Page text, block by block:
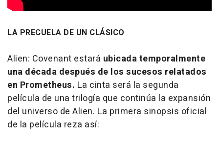
LA PRECUELA DE UN CLÁSICO
Alien: Covenant estará ubicada temporalmente
una década después de los sucesos relatados
en Prometheus. La cinta será la segunda
película de una trilogía que continúa la expansión
del universo de Alien. La primera sinopsis oficial
de la película reza así: